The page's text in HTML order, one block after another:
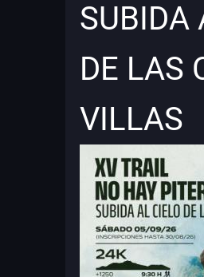
SUBIDA
DE LAS
VILLAS